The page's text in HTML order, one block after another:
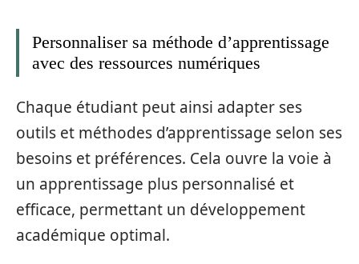
Personnaliser sa méthode d’apprentissage
avec des ressources numériques
Chaque étudiant peut ainsi adapter ses
outils et méthodes d’apprentissage selon ses
besoins et préférences. Cela ouvre la voie à
un apprentissage plus personnalisé et
efficace, permettant un développement
académique optimal.